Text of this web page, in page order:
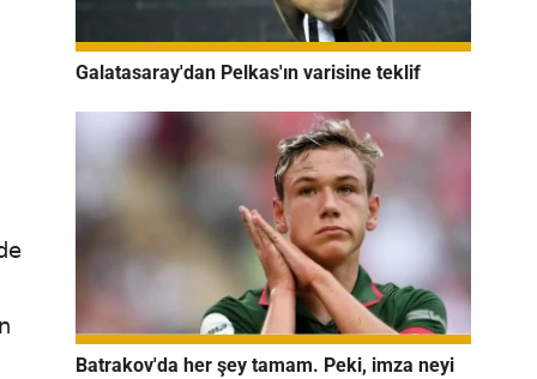
Galatasaray'dan Pelkas'ın varisine teklif
Batrakov'da her şey tamam. Peki, imza neyi